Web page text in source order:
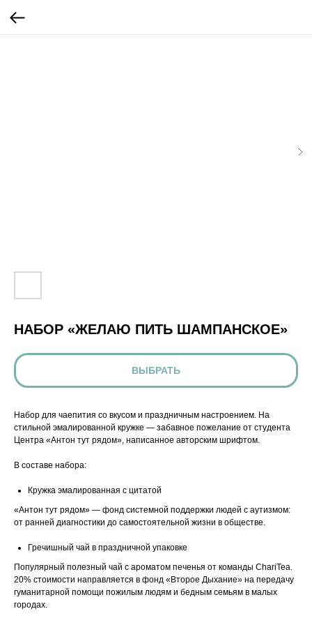
НАБОР «ЖЕЛАЮ ПИТЬ ШАМПАНСКОЕ»
ВЫБРАТЬ
Набор для чаепития со вкусом и праздничным настроением. На
стильной эмалированной кружке — забавное пожелание от студента
Центра «Антон тут рядом», написанное авторским шрифтом.
В составе набора:
Кружка эмалированная с цитатой
«Антон тут рядом» — фонд системной поддержки людей с аутизмом:
от ранней диагностики до самостоятельной жизни в обществе.
Гречишный чай в праздничной упаковке
Популярный полезный чай с ароматом печенья от команды ChariTea.
20% стоимости направляется в фонд «Второе Дыхание» на передачу
гуманитарной помощи пожилым людям и бедным семьям в малых
городах.